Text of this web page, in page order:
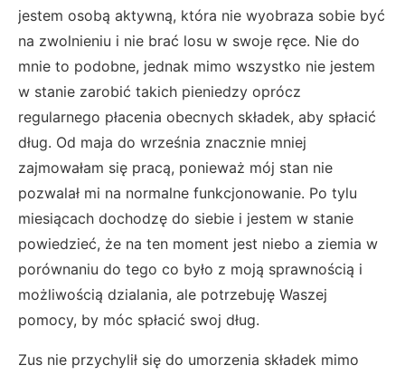
jestem osobą aktywną, która nie wyobraza sobie być
na zwolnieniu i nie brać losu w swoje ręce. Nie do
mnie to podobne, jednak mimo wszystko nie jestem
w stanie zarobić takich pieniedzy oprócz
regularnego płacenia obecnych składek, aby spłacić
dług. Od maja do września znacznie mniej
zajmowałam się pracą, ponieważ mój stan nie
pozwalał mi na normalne funkcjonowanie. Po tylu
miesiącach dochodzę do siebie i jestem w stanie
powiedzieć, że na ten moment jest niebo a ziemia w
porównaniu do tego co było z moją sprawnością i
możliwością dzialania, ale potrzebuję Waszej
pomocy, by móc spłacić swoj dług.
Zus nie przychylił się do umorzenia składek mimo